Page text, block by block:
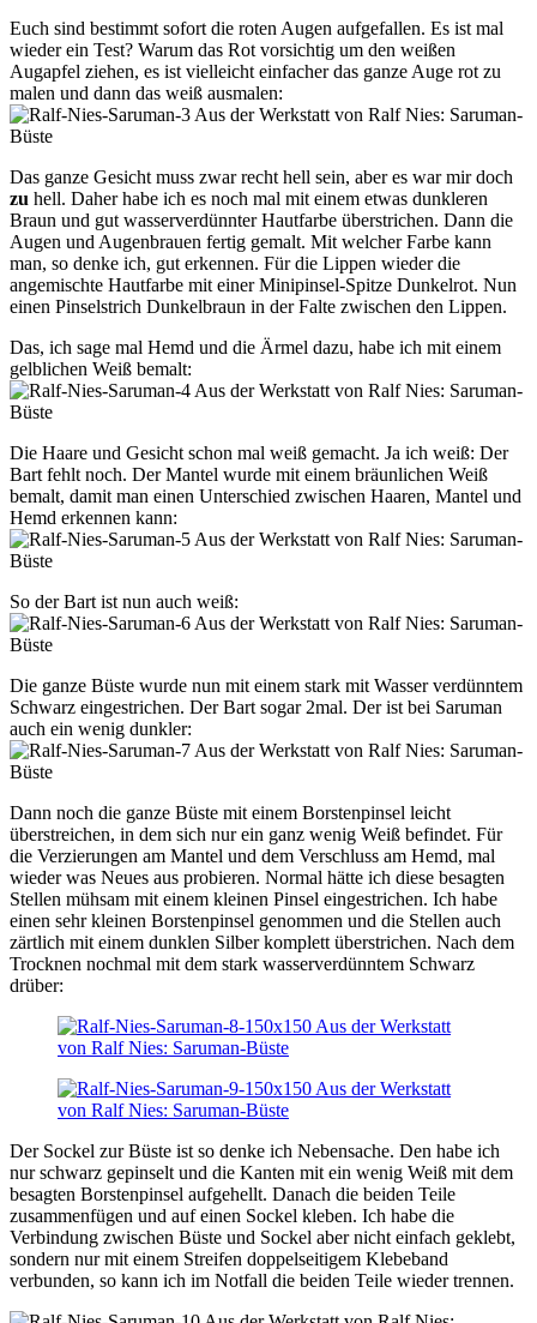
Euch sind bestimmt sofort die roten Augen aufgefallen. Es ist mal
wieder ein Test? Warum das Rot vorsichtig um den weißen
Augapfel ziehen, es ist vielleicht einfacher das ganze Auge rot zu
malen und dann das weiß ausmalen:
Das ganze Gesicht muss zwar recht hell sein, aber es war mir doch
zu hell. Daher habe ich es noch mal mit einem etwas dunkleren
Braun und gut wasserverdünnter Hautfarbe überstrichen. Dann die
Augen und Augenbrauen fertig gemalt. Mit welcher Farbe kann
man, so denke ich, gut erkennen. Für die Lippen wieder die
angemischte Hautfarbe mit einer Minipinsel-Spitze Dunkelrot. Nun
einen Pinselstrich Dunkelbraun in der Falte zwischen den Lippen.
Das, ich sage mal Hemd und die Ärmel dazu, habe ich mit einem
gelblichen Weiß bemalt:
Die Haare und Gesicht schon mal weiß gemacht. Ja ich weiß: Der
Bart fehlt noch. Der Mantel wurde mit einem bräunlichen Weiß
bemalt, damit man einen Unterschied zwischen Haaren, Mantel und
Hemd erkennen kann:
So der Bart ist nun auch weiß:
Die ganze Büste wurde nun mit einem stark mit Wasser verdünntem
Schwarz eingestrichen. Der Bart sogar 2mal. Der ist bei Saruman
auch ein wenig dunkler:
Dann noch die ganze Büste mit einem Borstenpinsel leicht
überstreichen, in dem sich nur ein ganz wenig Weiß befindet. Für
die Verzierungen am Mantel und dem Verschluss am Hemd, mal
wieder was Neues aus probieren. Normal hätte ich diese besagten
Stellen mühsam mit einem kleinen Pinsel eingestrichen. Ich habe
einen sehr kleinen Borstenpinsel genommen und die Stellen auch
zärtlich mit einem dunklen Silber komplett überstrichen. Nach dem
Trocknen nochmal mit dem stark wasserverdünntem Schwarz
drüber:
Der Sockel zur Büste ist so denke ich Nebensache. Den habe ich
nur schwarz gepinselt und die Kanten mit ein wenig Weiß mit dem
besagten Borstenpinsel aufgehellt. Danach die beiden Teile
zusammenfügen und auf einen Sockel kleben. Ich habe die
Verbindung zwischen Büste und Sockel aber nicht einfach geklebt,
sondern nur mit einem Streifen doppelseitigem Klebeband
verbunden, so kann ich im Notfall die beiden Teile wieder trennen.